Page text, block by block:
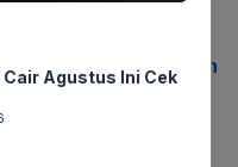
Dunia Pendidikan
Cair Agustus Ini Cek